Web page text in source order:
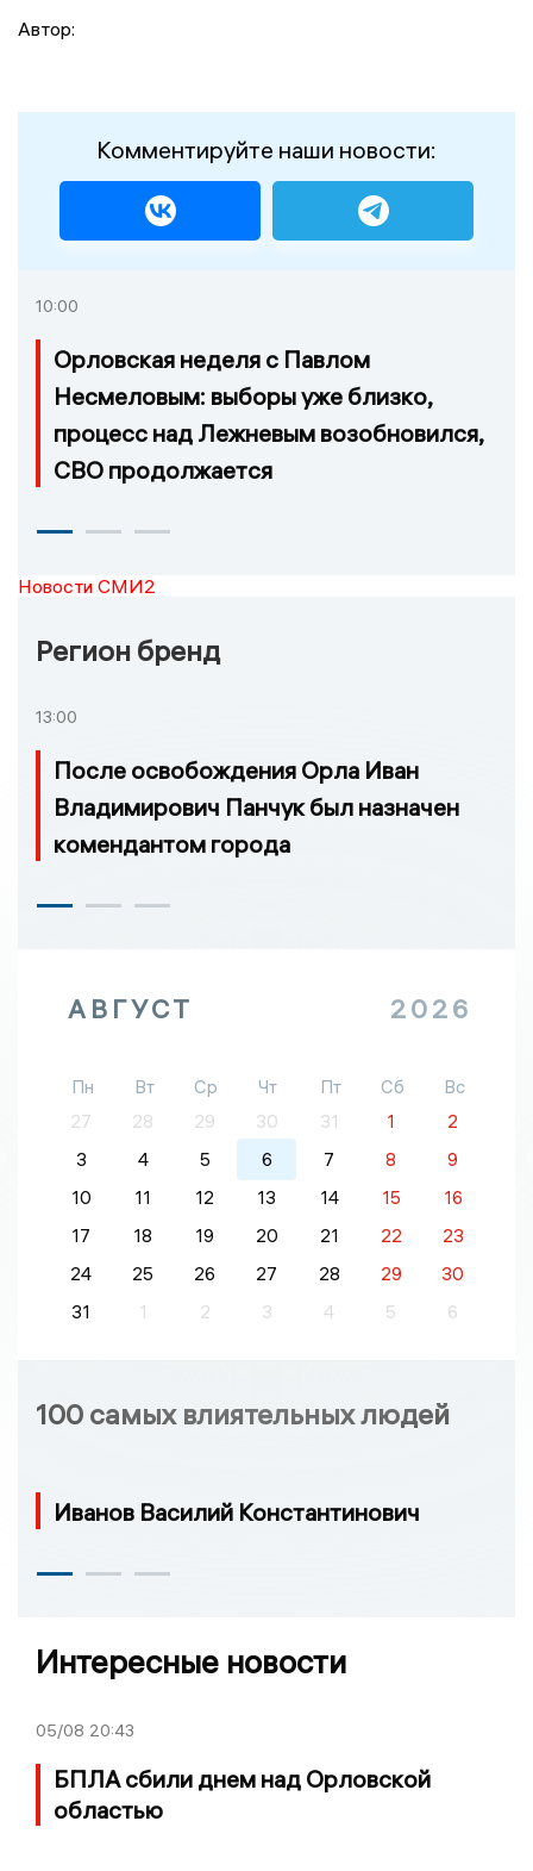
Автор:
Комментируйте наши новости:
10:00
Орловская неделя с Павлом
Несмеловым: выборы уже близко,
процесс над Лежневым возобновился,
СВО продолжается
Новости СМИ2
Регион бренд
13:00
После освобождения Орла Иван
Владимирович Панчук был назначен
комендантом города
АВГУСТ 2026
Пн Вт Ср Чт Пт Сб
Вс
27
28 29 30 31 1
2
3
4 5 6 7 8
9
10
11 12 13 14 15
16
17
18 19 20 21 22
23
24
25 26 27 28 29
30
31
1 2 3 4 5 6
100 самых влиятельных людей
Иванов Василий Константинович
Интересные новости
05/08 20:43
БПЛА сбили днем над Орловской
областью